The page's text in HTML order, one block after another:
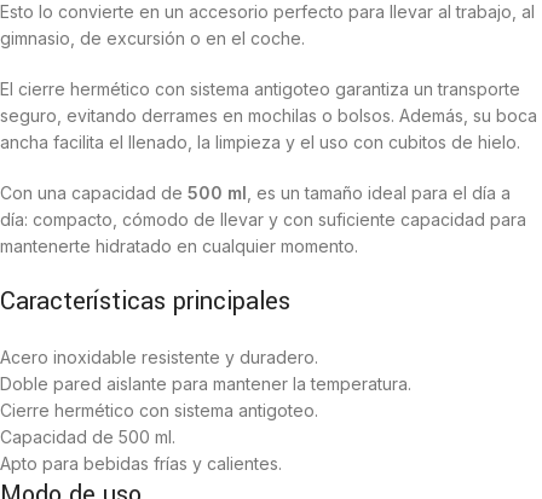
Esto lo convierte en un accesorio perfecto para llevar al trabajo, al
gimnasio, de excursión o en el coche.
El cierre hermético con sistema antigoteo garantiza un transporte
seguro, evitando derrames en mochilas o bolsos. Además, su boca
ancha facilita el llenado, la limpieza y el uso con cubitos de hielo.
Con una capacidad de 500 ml , es un tamaño ideal para el día a
día: compacto, cómodo de llevar y con suficiente capacidad para
mantenerte hidratado en cualquier momento.
Características principales
Acero inoxidable resistente y duradero.
Doble pared aislante para mantener la temperatura.
Cierre hermético con sistema antigoteo.
Capacidad de 500 ml.
Apto para bebidas frías y calientes.